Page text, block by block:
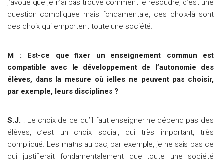
j’avoue que je n’ai pas trouvé comment le résoudre, c’est une
question compliquée mais fondamentale, ces choix-là sont
des choix qui emportent toute une société.
M : Est-ce que fixer un enseignement commun est
compatible avec le développement de l’autonomie des
élèves, dans la mesure où ielles ne peuvent pas choisir,
par exemple, leurs disciplines ?
S.J. : Le choix de ce qu’il faut enseigner ne dépend pas des
élèves, c’est un choix social, qui très important, très
compliqué. Les maths au bac, par exemple, je ne sais pas ce
qui justifierait fondamentalement que toute une société